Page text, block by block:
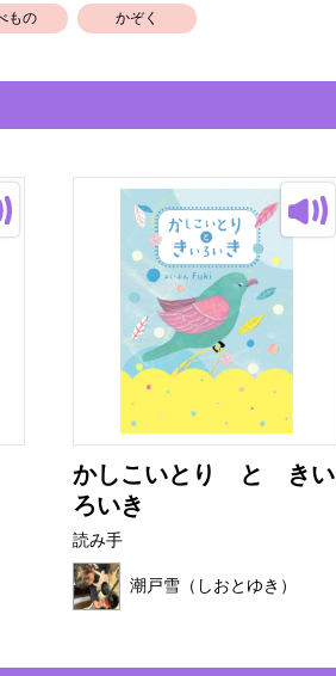
もの かぞく
かしこいとり と きい
ろいき
読み手
潮戸雪（しおとゆき）